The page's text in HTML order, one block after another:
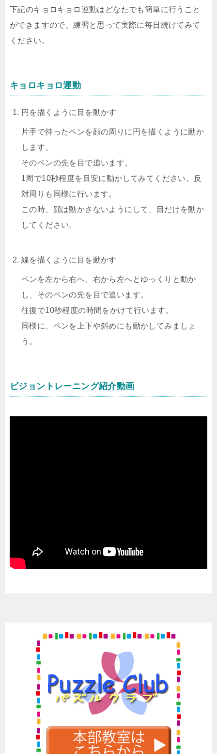
下記のキョロキョロ運動はどなたでも簡単に行うこと
ができますので、練習と思って実際に毎日続けてみて
ください。
キョロキョロ運動
円を描くように目を動かす
片手で持ったペンを顔の周りに円を描くように動か
します。
そのペンの先を目で追います。
1周で10秒程度を目安に動かしてみてください。反
対周りも同様に行います。
この時、顔は動かさないようにして、目だけを動か
してください。
線を描くように目を動かす
ペンを左から右へ、右から左へとゆっくりと動か
し、そのペンの先を目で追います。
往復で10秒程度の時間をかけて行います。
同様に、ペンを上下や斜めにも動かしてみましょ
う。
ビジョントレーニング紹介動画